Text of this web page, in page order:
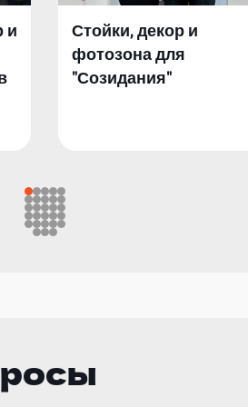
и
Стойки, декор и
фотозона для
"Созидания"